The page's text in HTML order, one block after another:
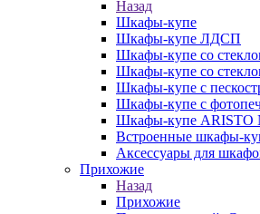
Назад
Шкафы-купе
Шкафы-купе ЛДСП
Шкафы-купе со
Шкафы-купе со
Шкафы-купе с
Шкафы-купе с
Шкафы-купе ARISTO
Встроенные шкафы-
Аксессуары для
Прихожие
Назад
Прихожие